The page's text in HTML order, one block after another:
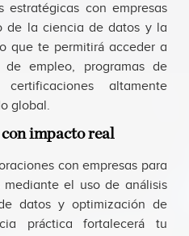
estratégicas con empresas
de la ciencia de datos y la
que te permitirá acceder a
de empleo, programas de
altamente
global.
impacto real
con empresas para
mediante el uso de análisis
datos y optimización de
práctica fortalecerá tu